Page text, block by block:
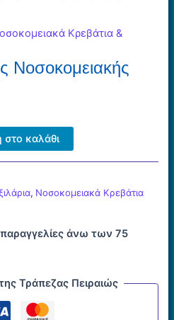
Κρεβάτια &
Νοσοκομειακής
καλάθι
, Νοσοκομειακά Κρεβάτια
άνω των 75
Τράπεζας Πειραιώς